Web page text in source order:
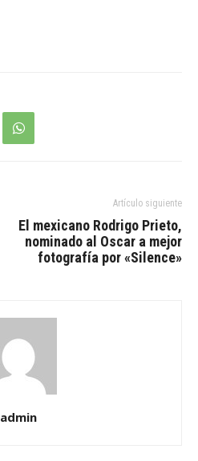
Artículo siguiente
El mexicano Rodrigo Prieto,
nominado al Oscar a mejor
fotografía por «Silence»
admin